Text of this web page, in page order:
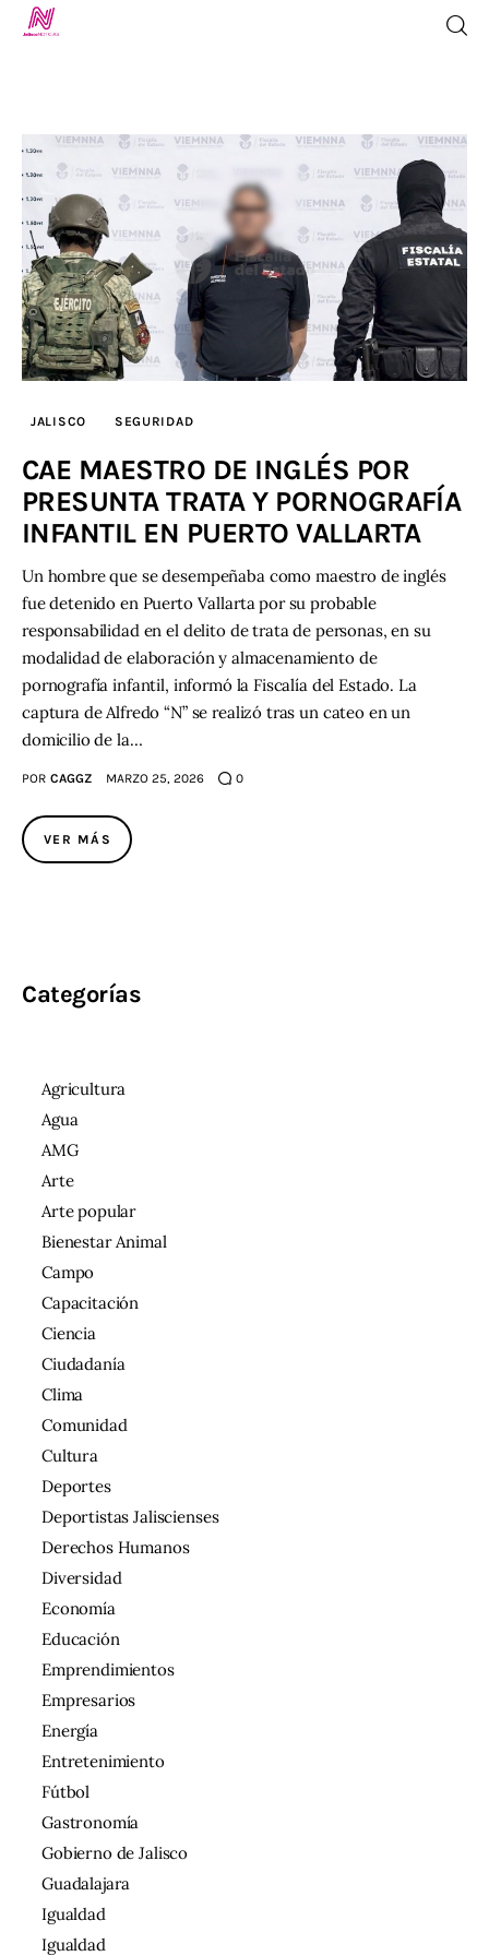
TV en Vivo
Jalisco Noticias
Programación
Jalisco TV
Jalisco RADIO / En Vivo
Nosotros
Contacto
JALISCO SEGURIDAD
CAE MAESTRO DE INGLÉS POR
PRESUNTA TRATA Y PORNOGRAFÍA
INFANTIL EN PUERTO VALLARTA
Un hombre que se desempeñaba como maestro de inglés
fue detenido en Puerto Vallarta por su probable
responsabilidad en el delito de trata de personas, en su
modalidad de elaboración y almacenamiento de
pornografía infantil, informó la Fiscalía del Estado. La
captura de Alfredo “N” se realizó tras un cateo en un
domicilio de la…
POR CAGGZ MARZO 25, 2026 0
VER MÁS
Categorías
Agricultura
Agua
AMG
Arte
Arte popular
Bienestar Animal
Campo
Capacitación
Ciencia
Ciudadanía
Clima
Comunidad
Cultura
Deportes
Deportistas Jaliscienses
Derechos Humanos
Diversidad
Economía
Educación
Emprendimientos
Empresarios
Energía
Entretenimiento
Fútbol
Gastronomía
Gobierno de Jalisco
Guadalajara
Igualdad
Igualdad